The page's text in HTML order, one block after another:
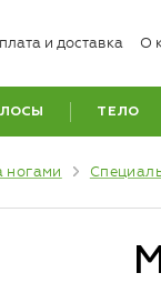
и доставка О
ТЕЛО
ногами